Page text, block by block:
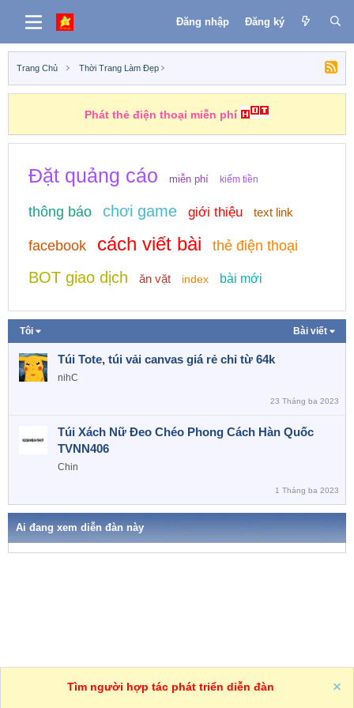
Đăng nhập Đăng ký
Trang Chủ Thời Trang Làm Đẹp
Phát thẻ điện thoại miễn phí
Đặt quảng cáo miễn phí kiếm tiền
thông báo chơi game giới thiệu text link
facebook cách viết bài thẻ điện thoại
BOT giao dịch ăn vặt index bài mới
Tôi Bài viết
Túi Tote, túi vải canvas giá rẻ chỉ từ 64k
nihC
23 Tháng ba 2023
Túi Xách Nữ Đeo Chéo Phong Cách Hàn Quốc
TVNN406
Chin
1 Tháng ba 2023
Ai đang xem diễn đàn này
VN
R
Tìm người hợp tác phát triển diễn đàn